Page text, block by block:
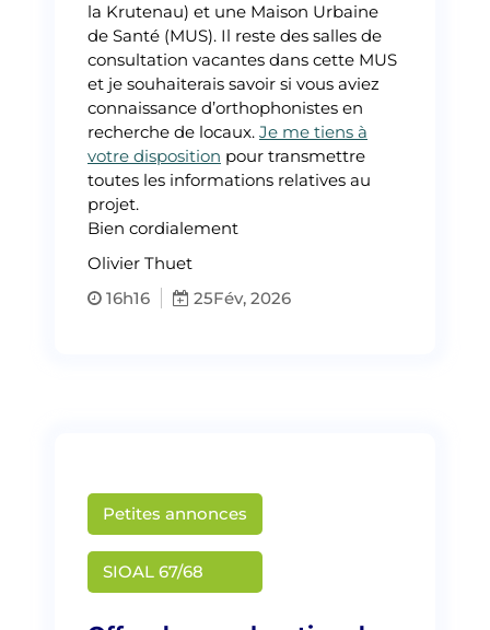
la Krutenau) et une Maison Urbaine
de Santé (MUS). Il reste des salles de
consultation vacantes dans cette MUS
et je souhaiterais savoir si vous aviez
connaissance d’orthophonistes en
recherche de locaux. Je me tiens à
votre disposition pour transmettre
toutes les informations relatives au
projet.
Bien cordialement
Olivier Thuet
16h16
25Fév, 2026
Petites annonces
SIOAL 67/68